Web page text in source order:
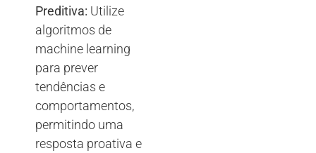
Preditiva: Utilize
algoritmos de
machine learning
para prever
tendências e
comportamentos,
permitindo uma
resposta proativa e